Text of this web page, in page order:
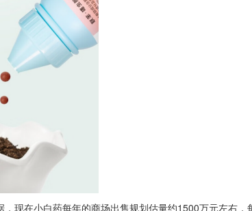
在小白药每年的商场出售规划估量约1500万元左右，